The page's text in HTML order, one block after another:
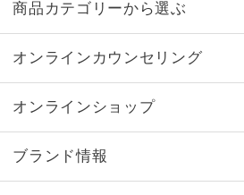
商品カテゴリーから選ぶ
オンラインカウンセリング
オンラインショップ
ブランド情報